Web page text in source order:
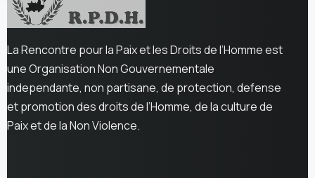
La Rencontre pour la Paix et les Droits de l’Homme est
une Organisation Non Gouvernementale
independante, non partisane, de protection, defense
et promotion des droits de l’Homme, de la culture de
Paix et de la Non Violence.